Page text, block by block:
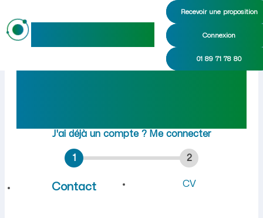
Recevoir une proposition
Connexion
01 89 71 78 80
Emploi à Neuville-sur-
Rejoindre maideoà
J'ai déjà un compte ? Me connecter
1
Contact
2
CV